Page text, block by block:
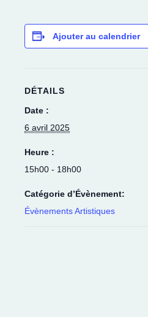
Ajouter au calendrier
DÉTAILS
Date :
6 avril 2025
Heure :
15h00 - 18h00
Catégorie d’Évènement:
Évènements Artistiques